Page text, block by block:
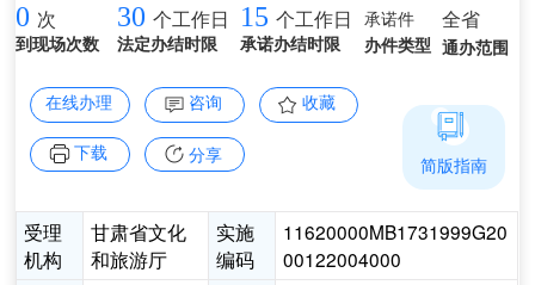
0 次
到现场次数
30 个工作日
法定办结时限
15 个工作日
承诺办结时限
承诺件
办件类型
全省
通办范围
在线办理 咨询 收藏
下载 分享
受理
机构
甘肃省文化
和旅游厅
实施
编码
11620000MB1731999G20
00122004000
简版指南